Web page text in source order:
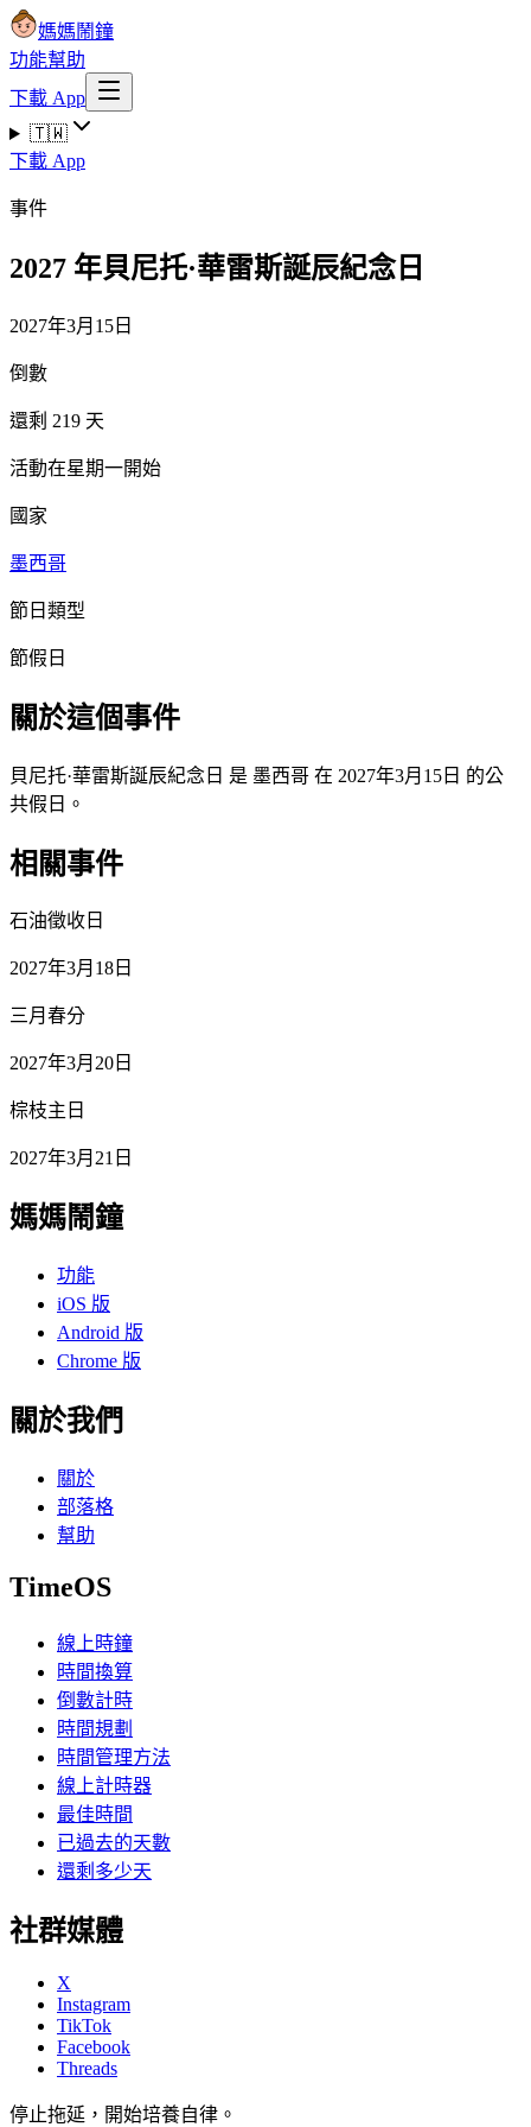
媽媽鬧鐘
功能幫助
下載 App
🇹🇼
下載 App
事件
2027 年貝尼托·華雷斯誕辰紀念日
2027年3月15日
倒數
還剩 219 天
活動在星期一開始
國家
墨西哥
節日類型
節假日
關於這個事件
貝尼托·華雷斯誕辰紀念日 是 墨西哥 在 2027年3月15日 的公
共假日。
相關事件
石油徵收日
2027年3月18日
三月春分
2027年3月20日
棕枝主日
2027年3月21日
媽媽鬧鐘
功能
iOS 版
Android 版
Chrome 版
關於我們
關於
部落格
幫助
TimeOS
線上時鐘
時間換算
倒數計時
時間規劃
時間管理方法
線上計時器
最佳時間
已過去的天數
還剩多少天
社群媒體
X
Instagram
TikTok
Facebook
Threads
停止拖延，開始培養自律。